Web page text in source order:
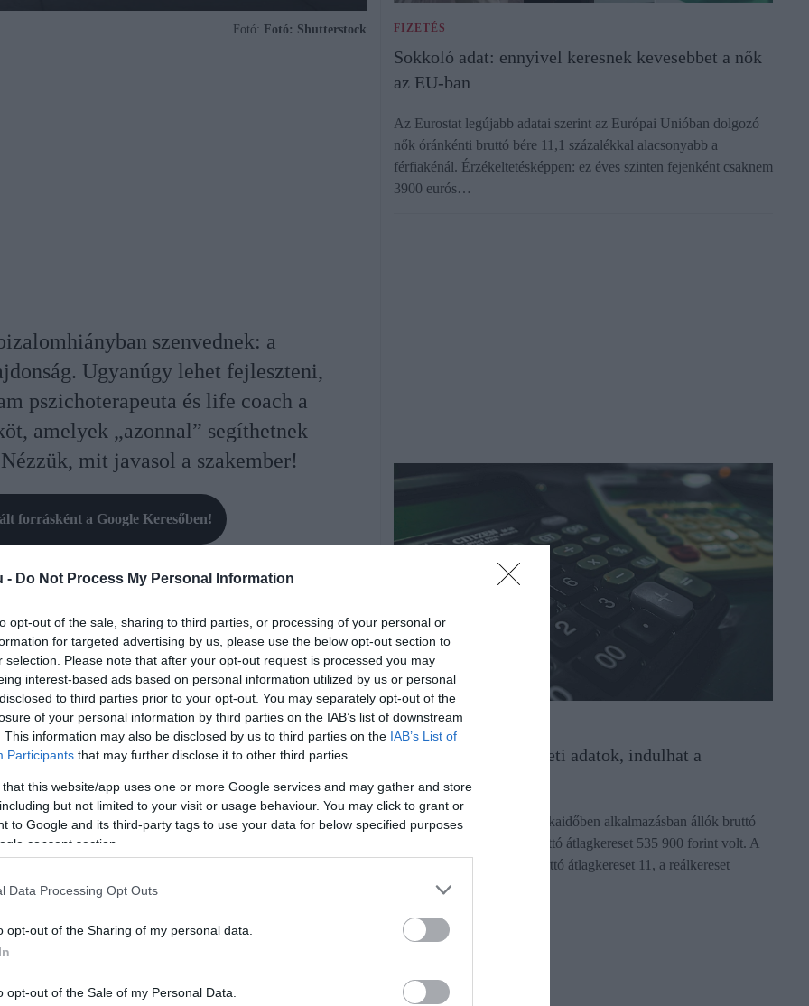
- Do Not Process My Personal Information
opt-out of the sale, sharing to third parties, or processing of your personal or
for targeted advertising by us, please use the below opt-out section to
selection. Please note that after your opt-out request is processed you may
interest-based ads based on personal information utilized by us or personal
to third parties prior to your opt-out. You may separately opt-out of the
of your personal information by third parties on the IAB’s list of downstream
This information may also be disclosed by us to third parties on the IAB’s List of
Participants that may further disclose it to other third parties.
that this website/app uses one or more Google services and may gather and store
but not limited to your visit or usage behaviour. You may click to grant or
to Google and its third-party tags to use your data for below specified purposes
consent section.
Data Processing Opt Outs
opt-out of the Sharing of my personal data.
opt-out of the Sale of my Personal Data.
Fotó: Fotó: Shutterstock
szenvednek: a
Ugyanúgy lehet fejleszteni,
pszichoterapeuta és life coach a
amelyek „azonnal” segíthetnek
mit javasol a szakember!
forrásként a Google Keresőben!
feltételezéseket teszünk hiányos képességeinkre.
felnőttként pedig úgy érzed, borzalmas teljesítményt
benne van a pakliban, hogy a főnököd egy „sötét napon”
prezentációt. A megrázó felkérés után valószínűleg a
alkotott negatív gondolatidtól: fordítsd a javadra a
minden egyes nap ismételgeted a következő mondatot
az ötleteimet.
és felkészültebbnek fogod érezni magad.
… ezeket ne
FIZETÉS
Sokkoló adat: ennyivel keresnek kevesebbet a nők
az EU-ban
Az Eurostat legújabb adatai szerint az Európai Unióban dolgozó
nők óránkénti bruttó bére 11,1 százalékkal alacsonyabb a
férfiakénál. Érzékeltetésképpen: ez éves szinten fejenként csaknem
3900 eurós…
KERESETEK
Kijöttek a friss kereseti adatok, indulhat a
számolgatás
Idén májusban a teljes munkaidőben alkalmazásban állók bruttó
átlagkeresete 764 100, a nettó átlagkereset 535 900 forint volt. A
bruttó átlagkereset 8,7, a nettó átlagkereset 11, a reálkereset
pedig…